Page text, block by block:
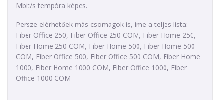
Mbit/s tempóra képes.
Persze elérhetőek más csomagok is, íme a teljes lista:
Fiber Office 250, Fiber Office 250 COM, Fiber Home 250,
Fiber Home 250 COM, Fiber Home 500, Fiber Home 500
COM, Fiber Office 500, Fiber Office 500 COM, Fiber Home
1000, Fiber Home 1000 COM, Fiber Office 1000, Fiber
Office 1000 COM